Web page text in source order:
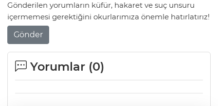
Gönderilen yorumların küfür, hakaret ve suç unsuru
içermemesi gerektiğini okurlarımıza önemle hatırlatırız!
Gönder
Yorumlar (0)